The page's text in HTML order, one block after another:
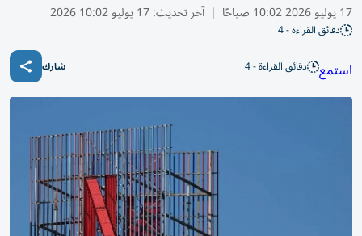
17 يوليو 2026 10:02 صباحًا | آخر تحديث:17 يوليو 10:02 2026
دقائق القراءة - 4
استمع دقائق القراءة - 4 شارك